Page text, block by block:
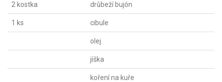
2 kostka drůbeží bujón
1 ks cibule
olej
jíška
koření na kuře